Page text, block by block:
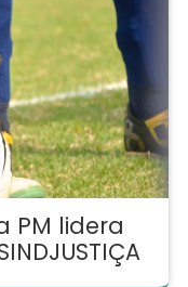
PM lidera